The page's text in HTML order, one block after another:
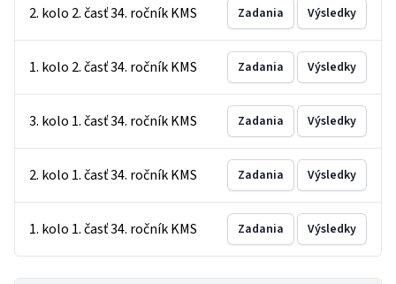
2. kolo 2. časť 34. ročník KMS Zadania Výsledky
1. kolo 2. časť 34. ročník KMS Zadania Výsledky
3. kolo 1. časť 34. ročník KMS Zadania Výsledky
2. kolo 1. časť 34. ročník KMS Zadania Výsledky
1. kolo 1. časť 34. ročník KMS Zadania Výsledky